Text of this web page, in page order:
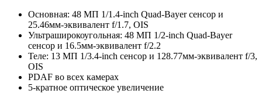
Основная: 48 MП 1/1.4-inch Quad-Bayer сенсор и
25.46мм-эквивалент f/1.7, OIS
Ультраширокоугольная: 48 МП 1/2-inch Quad-Bayer
сенсор и 16.5мм-эквивалент f/2.2
Теле: 13 МП 1/3.4-inch сенсор и 128.77мм-эквивалент f/3,
OIS
PDAF во всех камерах
5-кратное оптическое увеличение